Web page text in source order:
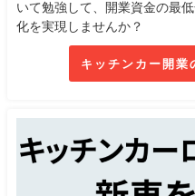
いて勉強して、開業資金の最
化を実現しませんか？
キッチンカー開業